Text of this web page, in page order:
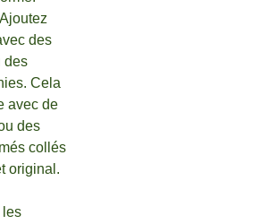
Ajoutez
des
des
Cela
avec de
des
collés
original.
les